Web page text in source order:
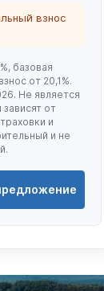
взнос
базовая
от 20,1%.
Не является
от
и
и не